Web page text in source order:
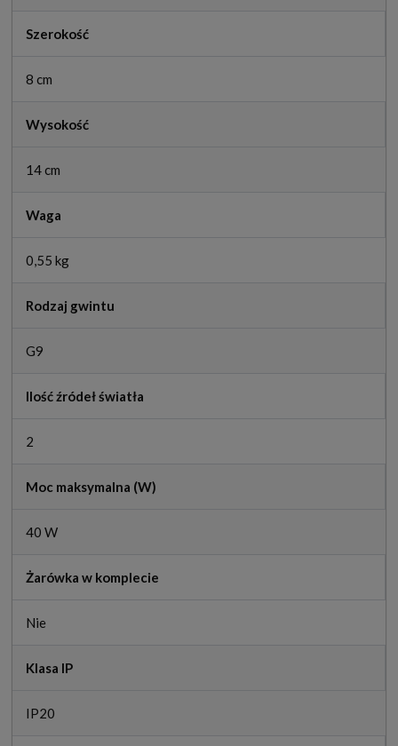
Szerokość
8 cm
Wysokość
14 cm
Waga
0,55 kg
Rodzaj gwintu
G9
Ilość źródeł światła
2
Moc maksymalna (W)
40 W
Żarówka w komplecie
Nie
Klasa IP
IP20